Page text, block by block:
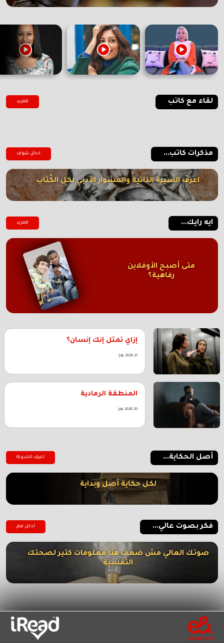
لقاء مع كاتب للمزيد
مذكرات كاتب... ادخل شوف
اعرف السيرة الذاتية والمشوار الأدبي لكل الكُتاب
ايه رايك... للمزيد
متى أصبح الأوفلاين
رفاهية؟
إزاي تمثل إنك إنسان؟
27 July 2026
المنطقة الرمادية
20 July 2026
أصل الحكاية... اعرف الحدوتة
لكل حكاية أصل وبداية
فكر بصوت عالي... ادخل فكر
صوتك العالي مش ضعف هنا معلومات كتير لصحتك
النفسية